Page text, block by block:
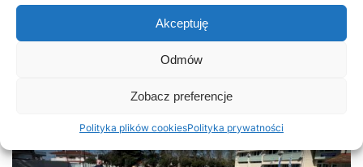
Akceptuję
Odmów
Zobacz preferencje
Polityka plików cookiesPolityka prywatności